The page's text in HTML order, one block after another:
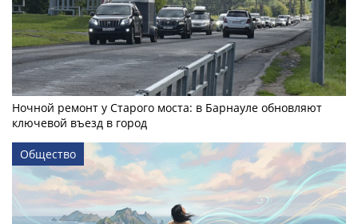
Ночной ремонт у Старого моста: в Барнауле обновляют
ключевой въезд в город
Общество